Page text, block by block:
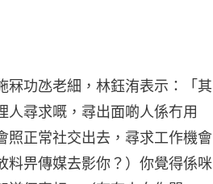
冧功氹老細，林鈺洧表示：「其
人尋求嘅，尋出面啲人係冇用
照正常社交出去，尋求工作機會
料畀傳媒去影你？）你覺得係咪